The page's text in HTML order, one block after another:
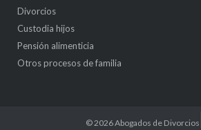
Divorcios
Custodia hijos
Pensión alimenticia
Otros procesos de familia
© 2026Abogados de Divorcios